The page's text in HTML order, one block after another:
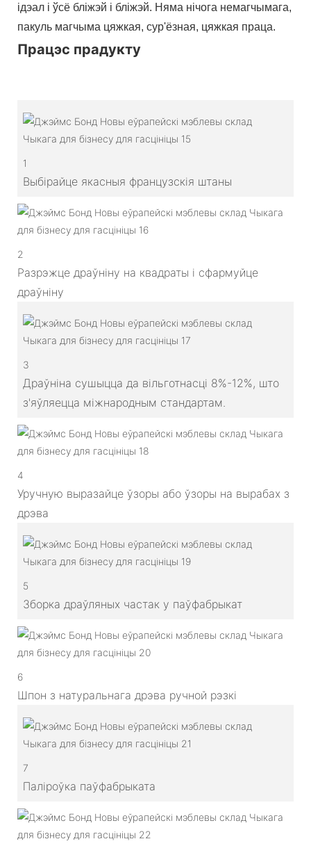
ідэал і ўсё бліжэй і бліжэй. Няма нічога немагчымага,
пакуль магчыма цяжкая, сур'ёзная, цяжкая праца.
Працэс прадукту
1
Выбірайце якасныя французскія штаны
2
Разрэжце драўніну на квадраты і сфармуйце
драўніну
3
Драўніна сушыцца да вільготнасці 8%-12%, што
з'яўляецца міжнародным стандартам.
4
Уручную выразайце ўзоры або ўзоры на вырабах з
дрэва
5
Зборка драўляных частак у паўфабрыкат
6
Шпон з натуральнага дрэва ручной рэзкі
7
Паліроўка паўфабрыката